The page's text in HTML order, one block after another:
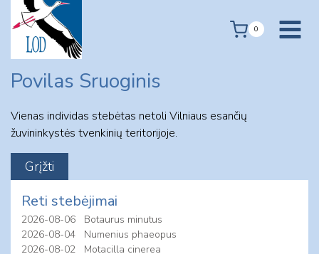
content
0
Povilas Sruoginis
Vienas individas stebėtas netoli Vilniaus esančių
žuvininkystės tvenkinių teritorijoje.
Reti stebėjimai
2026-08-06
Botaurus minutus
2026-08-04
Numenius phaeopus
2026-08-02
Motacilla cinerea